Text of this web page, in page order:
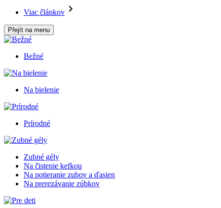
Viac článkov
Přejít na menu
Bežné
Na bielenie
Prírodné
Zubné gély
Na čistenie kefkou
Na potieranie zubov a ďasien
Na prerezávanie zúbkov